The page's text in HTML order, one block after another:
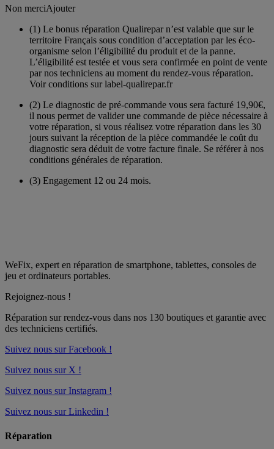
Non merciAjouter
(1) Le bonus réparation Qualirepar n’est valable que sur le
territoire Français sous condition d’acceptation par les éco-
organisme selon l’éligibilité du produit et de la panne.
L’éligibilité est testée et vous sera confirmée en point de vente
par nos techniciens au moment du rendez-vous réparation.
Voir conditions sur label-qualirepar.fr
(2) Le diagnostic de pré-commande vous sera facturé 19,90€,
il nous permet de valider une commande de pièce nécessaire à
votre réparation, si vous réalisez votre réparation dans les 30
jours suivant la réception de la pièce commandée le coût du
diagnostic sera déduit de votre facture finale. Se référer à nos
conditions générales de réparation.
(3) Engagement 12 ou 24 mois.
WeFix, expert en réparation de smartphone, tablettes, consoles de
jeu et ordinateurs portables.
Rejoignez-nous !
Réparation sur rendez-vous dans nos 130 boutiques et garantie avec
des techniciens certifiés.
Suivez nous sur Facebook !
Suivez nous sur X !
Suivez nous sur Instagram !
Suivez nous sur Linkedin !
Réparation